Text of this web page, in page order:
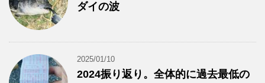
ダイの波
2025/01/10
2024振り返り。全体的に過去最低の